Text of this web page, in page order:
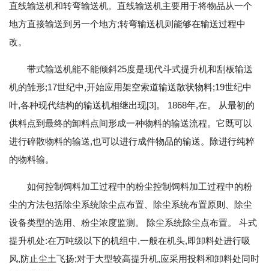
直线输送机和转弯输送机。直线输送机主要用于将物品从一个
地方直接输送到另一个地方;转弯输送机则能够在输送过程中
改。
带式输送机能不能倾斜25度是现代斗式提升机和刮板输送
机的雏形;17世纪中,开始应用架空索道输送散状物料;19世纪中
叶,各种现代结构的输送机相继出现[3]。 1868年,在。 从最初的
供料点到最终的卸料点间形成一种物料的输送流程。它既可以
进行碎散物料的输送,也可以进行成件物品的输送。除进行纯粹
的物料输。
如何控制饲料加工过程中的粉尘控制饲料加工过程中的粉
尘的方法包括除尘系统除尘点布置、除尘系统布置原则、除尘
设备类型的选用、粉尘浓度监测。 除尘系统除尘点布置。 斗式
提升机处:在万吨级以下的机组中,一般在机头,即卸料处进行吸
风,防止尘土飞扬;对于大型较高提升机,应采用投料和卸料处同时